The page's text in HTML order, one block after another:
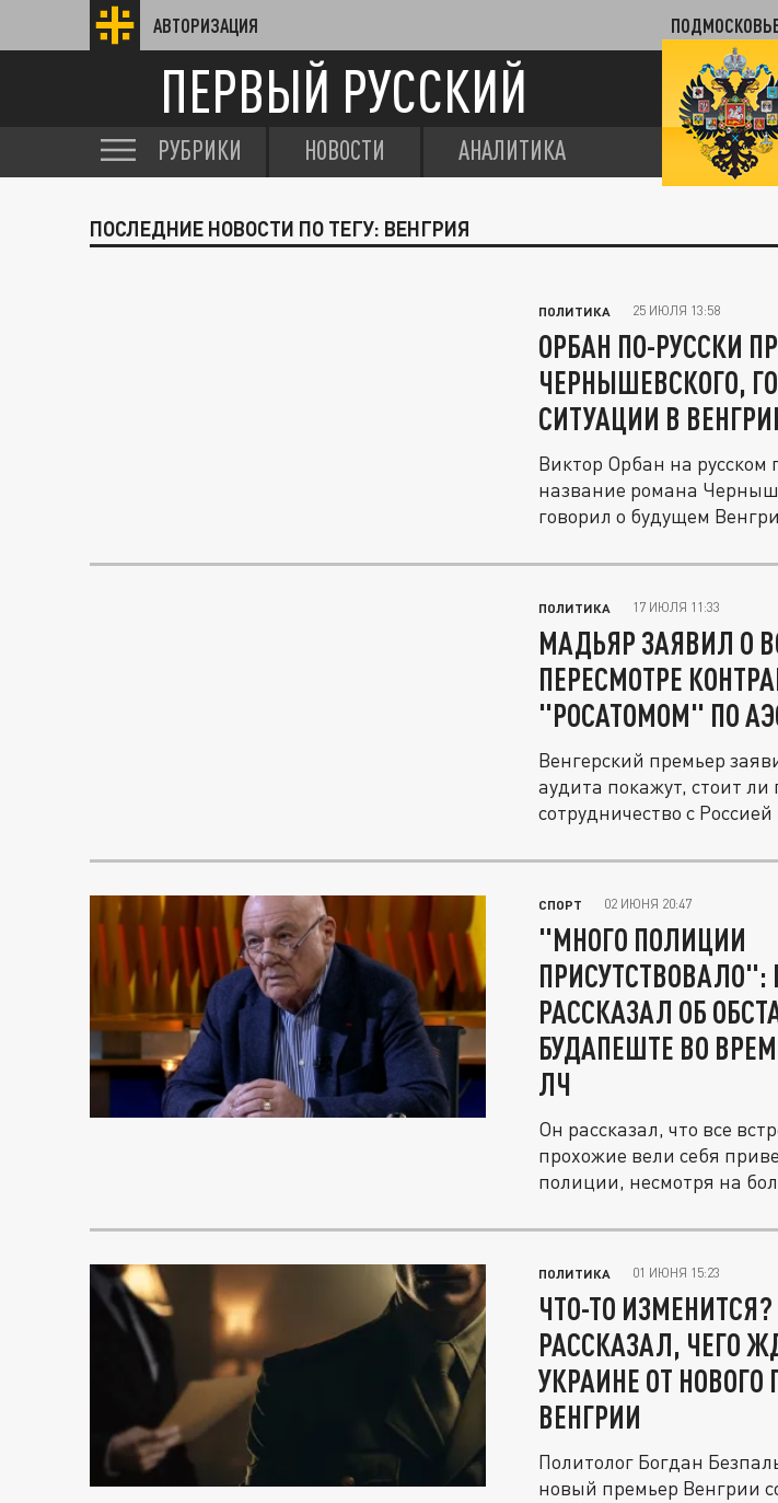
АВТОРИЗАЦИЯ
ПЕРВЫЙ РУССКИЙ
РУБРИКИ НОВОСТИ АНАЛИТИКА
ПОСЛЕДНИЕ НОВОСТИ ПО ТЕГУ: ВЕНГРИЯ
ПОЛИТИКА 25 ИЮЛЯ 13:58
ОРБАН ПО-РУССКИ
ЧЕРНЫШЕВСКОГО,
СИТУАЦИИ В
Виктор Орбан на русском
название романа
говорил о будущем
ПОЛИТИКА 17 ИЮЛЯ 11:33
МАДЬЯР ЗАЯВИЛ О
ПЕРЕСМОТРЕ
"РОСАТОМОМ" ПО
Венгерский премьер
аудита покажут, стоит
сотрудничество с
СПОРТ 02 ИЮНЯ 20:47
"МНОГО ПОЛИЦИИ
ПРИСУТСТВОВАЛО":
РАССКАЗАЛ ОБ
БУДАПЕШТЕ ВО
ЛЧ
Он рассказал, что все
прохожие вели себя
полиции, несмотря на
ПОЛИТИКА 01 ИЮНЯ 15:23
ЧТО-ТО
РАССКАЗАЛ, ЧЕГО
УКРАИНЕ ОТ НОВОГО
ВЕНГРИИ
Политолог Богдан
новый премьер Венгрии